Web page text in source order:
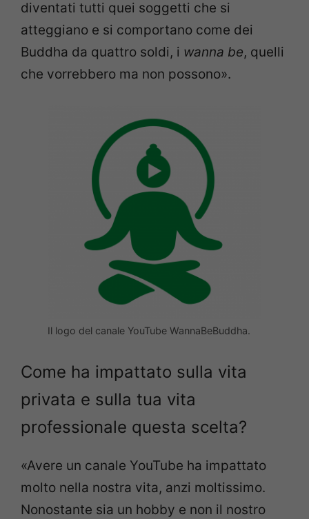
diventati tutti quei soggetti che si
atteggiano e si comportano come dei
Buddha da quattro soldi, i wanna be, quelli
che vorrebbero ma non possono».
Il logo del canale YouTube WannaBeBuddha.
Come ha impattato sulla vita
privata e sulla tua vita
professionale questa scelta?
«Avere un canale YouTube ha impattato
molto nella nostra vita, anzi moltissimo.
Nonostante sia un hobby e non il nostro